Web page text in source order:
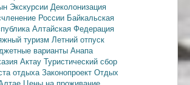
Экскурсии Деколонизация
России Байкальская
Алтайская Федерация
туризм Летний отпуск
варианты Анапа
Актау Туристический сбор
отдыха Законопроект Отдых
Цены на проживание